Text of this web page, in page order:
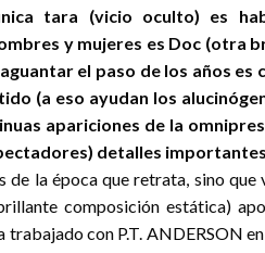
tara (vicio oculto) es
y mujeres es Doc (otra
el paso de los años es
(a eso ayudan los
apariciones de la
detalles
la época que retrata, sino que
composición estática)
con P.T. ANDERSON